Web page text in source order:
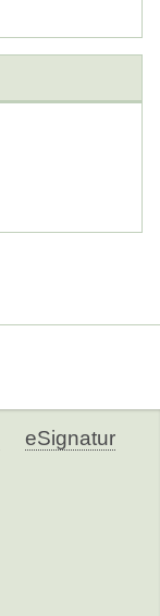
eSignatur